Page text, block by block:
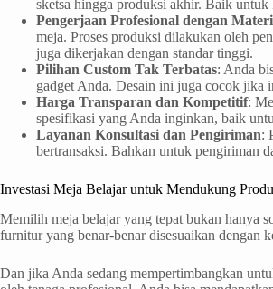
sketsa hingga produksi akhir. Baik
Pengerjaan Profesional dengan
meja. Proses produksi dilakukan oleh
juga dikerjakan dengan standar tinggi.
Pilihan Custom Tak Terbatas: Anda
gadget Anda. Desain ini juga cocok jika
Harga Transparan dan Kompetitif:
spesifikasi yang Anda inginkan, baik
Layanan Konsultasi dan Pengiriman:
bertransaksi. Bahkan untuk pengiriman
Investasi Meja Belajar untuk Mendukung
Memilih meja belajar​ yang tepat bukan hanya
furnitur yang benar-benar disesuaikan dengan
Dan jika Anda sedang mempertimbangkan